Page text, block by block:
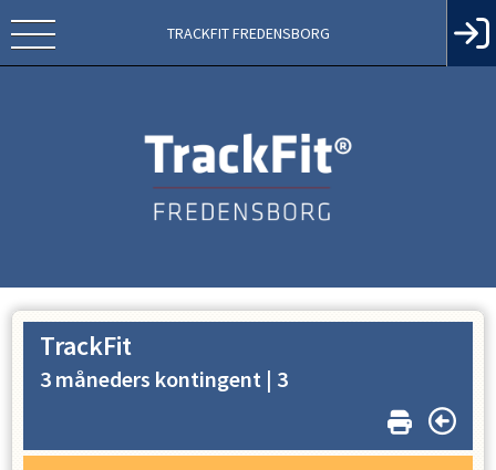
TRACKFIT FREDENSBORG
TrackFit
3 måneders kontingent | 3